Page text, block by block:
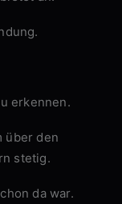
erkennen.
stetig.
da war.